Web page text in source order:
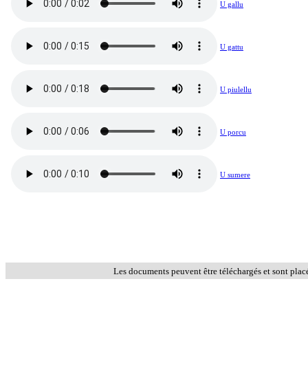
U gallu
U gattu
U piulellu
U porcu
U sumere
Les documents peuvent être téléchargés et sont